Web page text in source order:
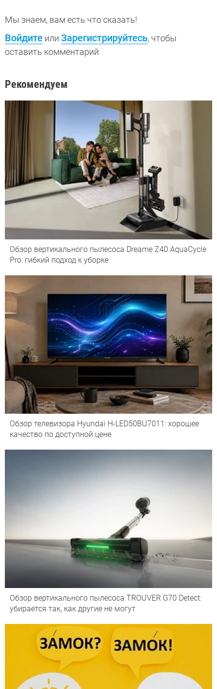
Мы знаем, вам есть что сказать!
Войдите или Зарегистрируйтесь, чтобы
оставить комментарий
Рекомендуем
Обзор вертикального пылесоса Dreame Z40 AquaCycle
Pro: гибкий подход к уборке
Обзор телевизора Hyundai H-LED50BU7011: хорошее
качество по доступной цене
Обзор вертикального пылесоса TROUVER G70 Detect:
убирается так, как другие не могут